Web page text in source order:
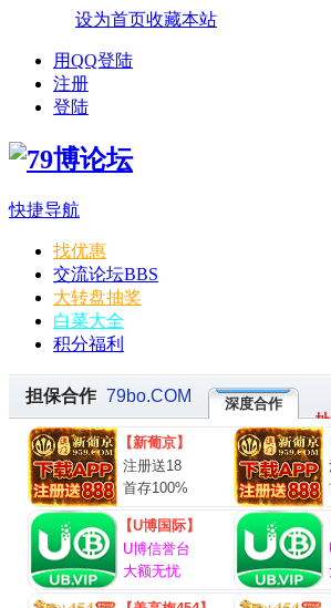
设为首页收藏本站
用QQ登陆
注册
登陆
快捷导航
找优惠
交流论坛BBS
大转盘抽奖
白菜大全
积分福利